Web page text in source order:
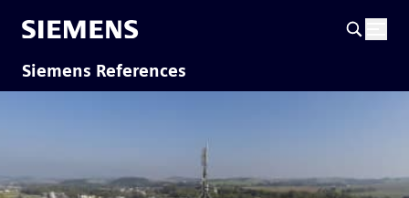
Siemens References